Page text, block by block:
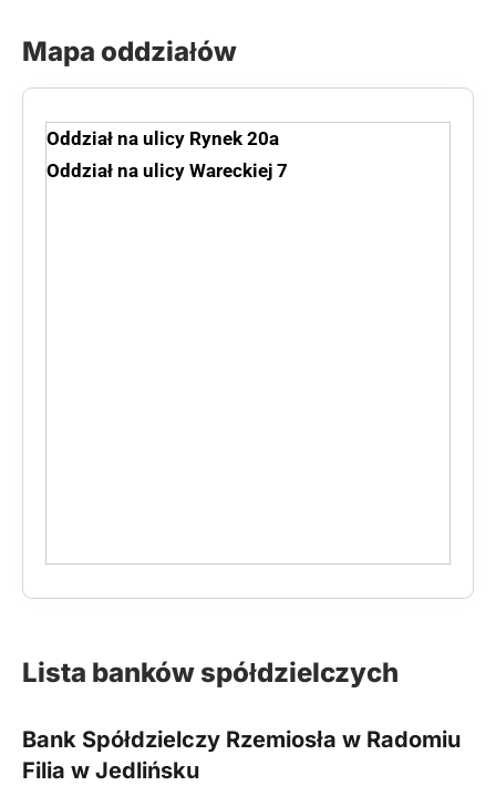
Mapa oddziałów
Oddział na ulicy Rynek 20a
Oddział na ulicy Wareckiej 7
Lista banków spółdzielczych
Bank Spółdzielczy Rzemiosła w Radomiu
Filia w Jedlińsku